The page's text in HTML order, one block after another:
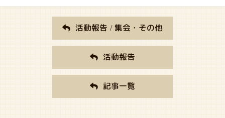
活動報告 / 集会・その他
活動報告
記事一覧